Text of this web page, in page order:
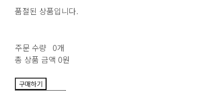
품절된 상품입니다.
주문 수량 0개
총 상품 금액 0원
구매하기